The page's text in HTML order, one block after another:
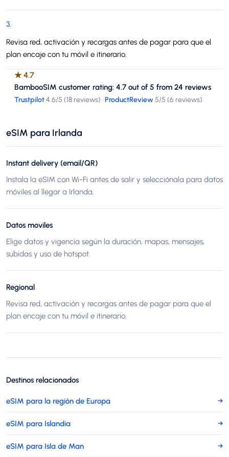
3.
Revisa red, activación y recargas antes de pagar para que el
plan encaje con tu móvil e itinerario.
★4.7
BambooSIM customer rating: 4.7 out of 5 from 24 reviews
Trustpilot4.6/5 (18 reviews) ·ProductReview5/5 (6 reviews)
eSIM para Irlanda
Instant delivery (email/QR)
Instala la eSIM con Wi-Fi antes de salir y selecciónala para datos
móviles al llegar a Irlanda.
Datos moviles
Elige datos y vigencia según la duración, mapas, mensajes,
subidas y uso de hotspot.
Regional
Revisa red, activación y recargas antes de pagar para que el
plan encaje con tu móvil e itinerario.
Destinos relacionados
eSIM para la región de Europa →
eSIM para Islandia →
eSIM para Isla de Man →